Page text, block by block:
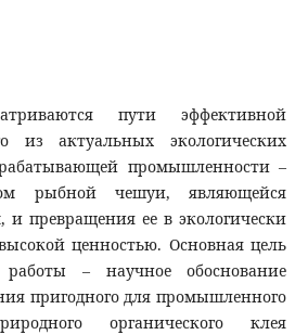
пути эффективной
из актуальных экологических
промышленности –
рыбной чешуи, являющейся
превращения ее в экологически
ценностью. Основная цель
работы – научное обоснование
пригодного для промышленного
органического клея